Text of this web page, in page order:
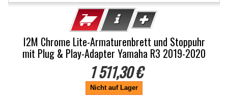
I2M Chrome Lite-Armaturenbrett und Stoppuhr
mit Plug & Play-Adapter Yamaha R3 2019-2020
1 511,30 €
Nicht auf Lager